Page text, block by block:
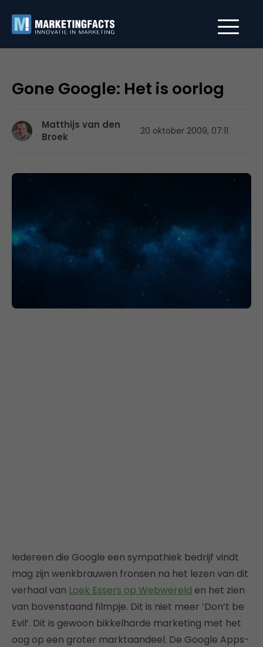
Gone Google: Het is oorlog
Matthijs van den
Broek
20 oktober 2009, 07:11
Iedereen die Google een sympathiek bedrijf vindt
mag zijn wenkbrauwen fronsen na het lezen van dit
verhaal van Loek Essers op Webwereld en het zien
van bovenstaand filmpje. Dit is niet meer ‘Don’t be
Evil’. Dit is gewoon bikkelharde marketing met het
oog op een groter marktaandeel. De Google Apps-